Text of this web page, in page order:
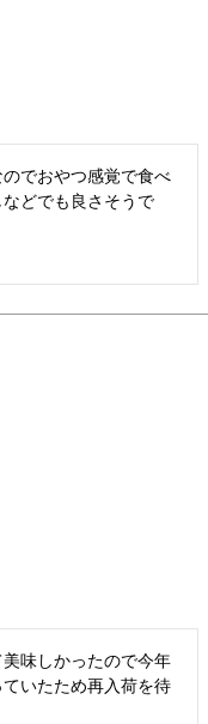
でおやつ感覚で食べ
どでも良さそうで
味しかったので今年
いたため再入荷を待